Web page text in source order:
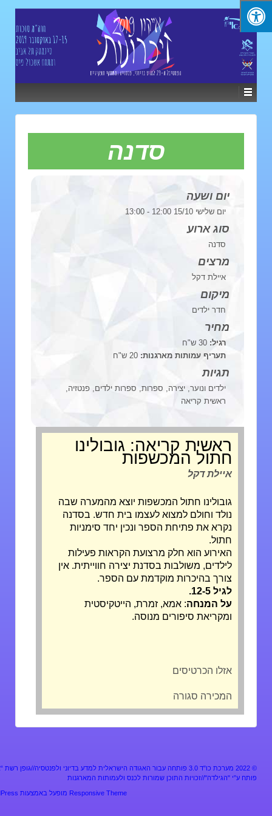
סדנה
יום ושעה
יום שלישי 15/10 12:00 - 13:00
סוג ארוע
מרצים
איילת דקל
חדר ילדים
תעריף עמותות מארגנות:20 ש"ח
ילדים ונוער, יצירה, ספרות, ספרות ילדים, פנטזיה,
ראשית קריאה
ראשית קריאה: גובולינו
חתול המכשפות
איילת דקל
גובולינו חתול המכשפות יוצא מהמערה שבה
נולד וחולם למצוא לעצמו בית חדש. בסדנה
נקרא את פתיחת הספר ונכין יחד סימניות
האירוע הוא חלק מרצועת הקראות פעילות
לילדים, משולבות בסדנת יצירה חווייתית. אין
צורך בהיכרות מוקדמת עם הספר.
על המנחה: אמא, זמרת, הייטקיסטית
ומקריאת סיפורים מנוסה.
אזלו הכרטיסים
המכירה סגורה
מערכת כו"ד 3.0 פותחה עבור האגודה הישראלית למדע בדיוני ולפנטסיה//גופן רשת “אלף”
"הגילדה"//זכויות התוכן שמורות לכנס ולעמותות המארגנות
Responsive Themeמופעל באמצעות WordPress